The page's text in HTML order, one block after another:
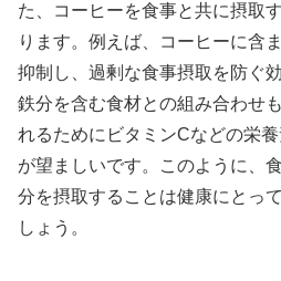
た、コーヒーを食事と共に摂取
ります。例えば、コーヒーに含
抑制し、過剰な食事摂取を防ぐ
鉄分を含む食材との組み合わせ
れるためにビタミンCなどの栄
が望ましいです。このように、
分を摂取することは健康にとっ
しょう。